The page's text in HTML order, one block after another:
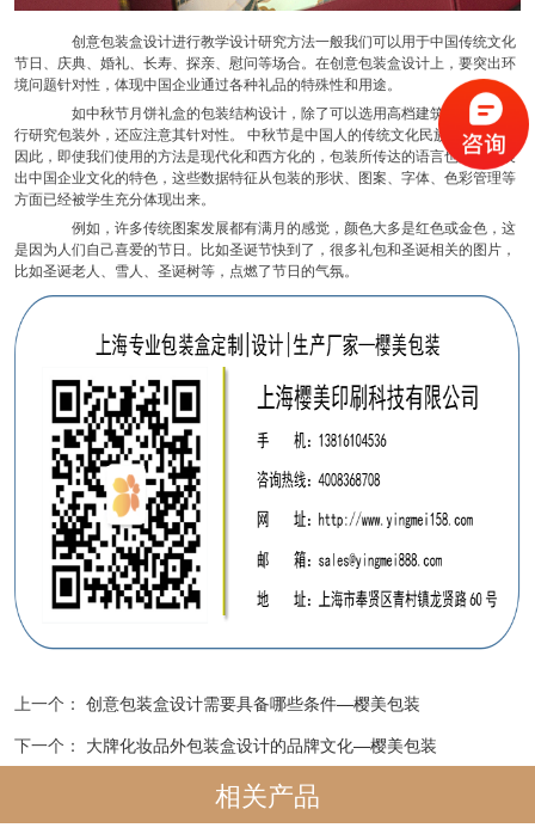
创意包装盒设计进行教学设计研究方法一般我们可以用于中国传统文化
节日、庆典、婚礼、长寿、探亲、慰问等场合。在创意包装盒设计上，要突出环
境问题针对性，体现中国企业通过各种礼品的特殊性和用途。
如中秋节月饼礼盒的包装结构设计，除了可以选用高档建筑材料方面进
行研究包装外，还应注意其针对性。 中秋节是中国人的传统文化民族特色节日。
因此，即使我们使用的方法是现代化和西方化的，包装所传达的语言也必须发展
出中国企业文化的特色，这些数据特征从包装的形状、图案、字体、色彩管理等
方面已经被学生充分体现出来。
例如，许多传统图案发展都有满月的感觉，颜色大多是红色或金色，这
是因为人们自己喜爱的节日。比如圣诞节快到了，很多礼包和圣诞相关的图片，
比如圣诞老人、雪人、圣诞树等，点燃了节日的气氛。
上一个： 创意包装盒设计需要具备哪些条件—樱美包装
下一个： 大牌化妆品外包装盒设计的品牌文化—樱美包装
相关产品